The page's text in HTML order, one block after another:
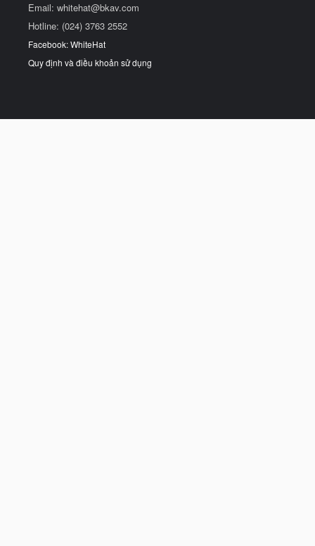
Email: whitehat@bkav.com
Hotline: (024) 3763 2552
Facebook: WhiteHat
Quy định và điều khoản sử dụng